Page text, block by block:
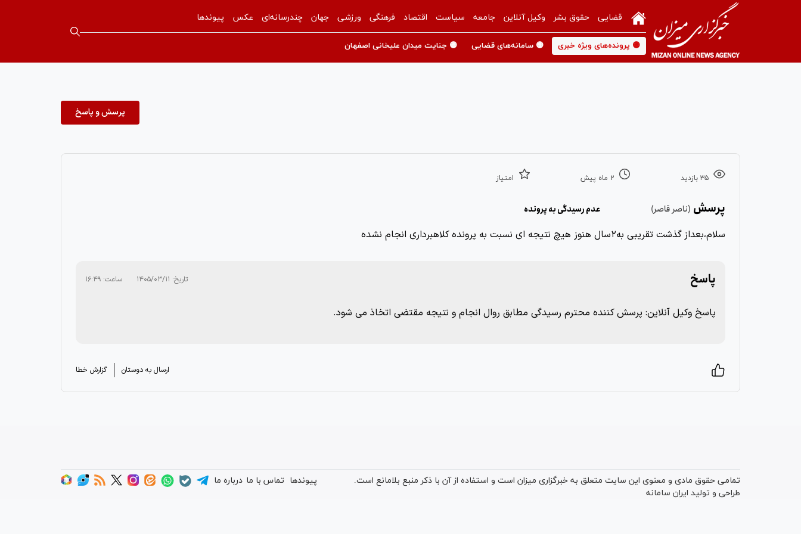
قضایی حقوق بشر وکیل آنلاین جامعه سیاست اقتصاد فرهنگی ورزشی جهان چندرسانه‌ای عکس پیوندها
🟡 پرونده‌های ویژه خبری 🟡 سامانه‌های قضایی 🟡 جنایت میدان علیخانی اصفهان
پرسش و پاسخ
امتیاز
پرسش (ناصر قاصر) عدم رسیدگی به پرونده
سلام،بعداز گذشت تقریبی به۲سال هنوز هیچ نتیجه ای نسبت به پرونده کلاهبرداری انجام نشده
پاسخ تاریخ: ۱۴۰۵/۰۳/۱۱ ساعت: ۱۶:۴۹
پاسخ وکیل آنلاین: پرسش کننده محترم رسیدگی مطابق روال انجام و نتیجه مقتضی اتخاذ می شود.
ارسال به دوستان گزارش خطا
تمامی حقوق مادی و معنوی این سایت متعلق به خبرگزاری میزان است و استفاده از آن با ذکر منبع بلامانع است.
طراحی و تولید ایران سامانه
پیوندها تماس با ما درباره ما